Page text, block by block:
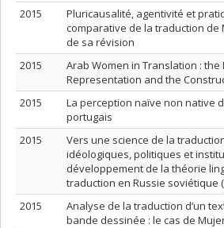
2015
Pluricausalité, agentivité et
comparative de la traduction de
de sa révision
2015
Arab Women in Translation : the
Representation and the
2015
La perception naïve non native
portugais
2015
Vers une science de la
idéologiques, politiques et
développement de la théorie
traduction en Russie soviétique
2015
Analyse de la traduction d’un
bande dessinée : le cas de